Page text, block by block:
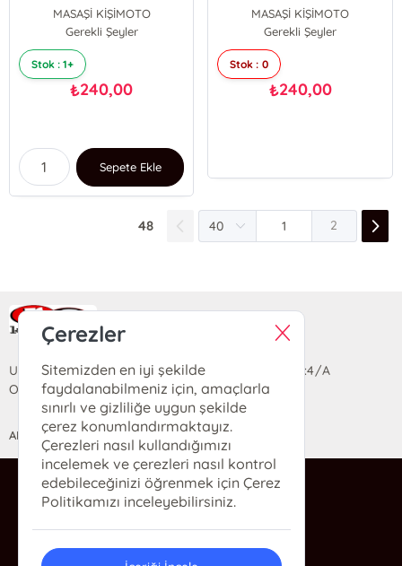
MASAŞİ KİŞİMOTO
Gerekli Şeyler
Stok : 1+
₺240,00
Sepete Ekle
MASAŞİ KİŞİMOTO
Gerekli Şeyler
Stok : 0
₺240,00
48 2
Ra Yayın Kitabevi
Uzun Sokak Saray Çarşısı Lara Sineması Girişi No:4/A
Ortahisar/TRABZON
ANASAYFA YARDIM İLETİŞİM
ra@rakitap.com
0(462) 326 49 71
Çerezler
Sitemizden en iyi şekilde
faydalanabilmeniz için, amaçlarla
sınırlı ve gizliliğe uygun şekilde
çerez konumlandırmaktayız.
Çerezleri nasıl kullandığımızı
incelemek ve çerezleri nasıl kontrol
edebileceğinizi öğrenmek için Çerez
Politikamızı inceleyebilirsiniz.